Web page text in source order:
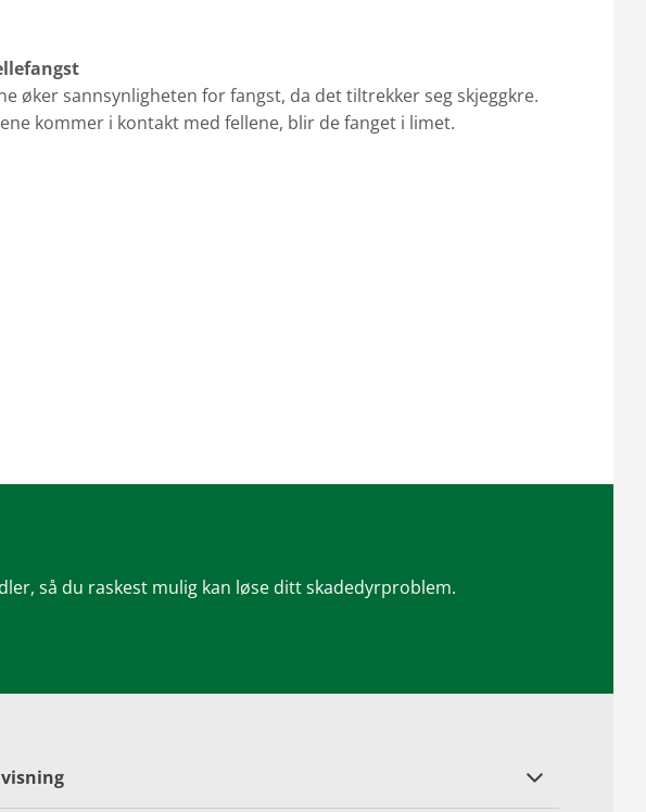
øker sannsynligheten for fangst, da det tiltrekker seg skjeggkre.
kommer i kontakt med fellene, blir de fanget i limet.
så du raskest mulig kan løse ditt skadedyrproblem.